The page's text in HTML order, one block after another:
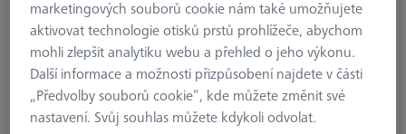
Referenční značky
marketingových souborů cookie nám také umožňujete
aktivovat technologie otisků prstů prohlížeče, abychom
mohli zlepšit analytiku webu a přehled o jeho výkonu.
Další informace a možnosti přizpůsobení najdete v části
„Předvolby souborů cookie“, kde můžete změnit své
nastavení. Svůj souhlas můžete kdykoli odvolat.